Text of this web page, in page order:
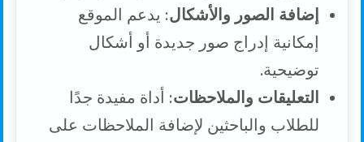
إضافة الصور والأشكال: يدعم الموقع
إمكانية إدراج صور جديدة أو أشكال
توضيحية.
التعليقات والملاحظات: أداة مفيدة جدًا
للطلاب والباحثين لإضافة الملاحظات على